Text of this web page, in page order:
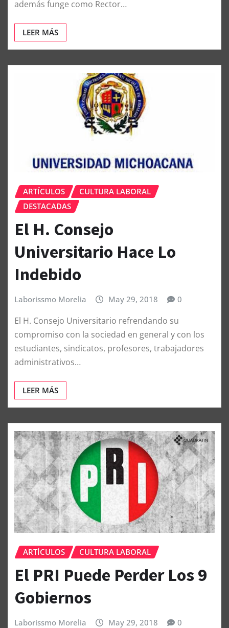
además funge como Rector…
LEER MÁS
ARTÍCULOS
CULTURA LABORAL
DESTACADAS
El H. Consejo
Universitario Hace Lo
Indebido
Laborissmo Morelia May 29, 2018 0
El H. Consejo Universitario refrendando su
compromiso con la sociedad en general y con los
estudiantes, sindicatos, profesores, trabajadores
administrativos…
LEER MÁS
ARTÍCULOS CULTURA LABORAL
El PRI Puede Perder Los 9
Gobiernos
Laborissmo Morelia May 29, 2018 0